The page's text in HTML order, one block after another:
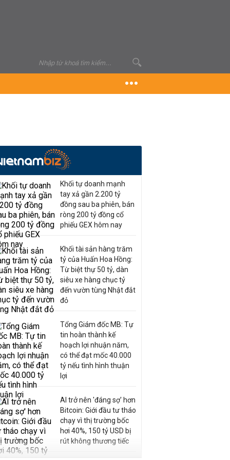
Khối tự doanh mạnh
tay xả gần 2.200 tỷ
đồng sau ba phiên, bán
ròng 200 tỷ đồng cổ
phiếu GEX hôm nay
Khối tài sản hàng trăm
tỷ của Huấn Hoa Hồng:
Từ biệt thự 50 tỷ, dàn
siêu xe hàng chục tỷ
đến vườn tùng Nhật đắt
đỏ
Tổng Giám đốc MB: Tự
tin hoàn thành kế
hoạch lợi nhuận năm,
có thể đạt mốc 40.000
tỷ nếu tình hình thuận
lợi
AI trở nên 'đáng sợ' hơn
Bitcoin: Giới đầu tư tháo
chạy vì thị trường bốc
hơi 40%, 150 tỷ USD bị
rút không thương tiếc